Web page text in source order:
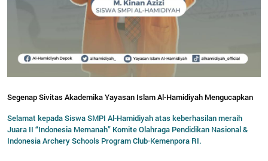
Segenap Sivitas Akademika Yayasan Islam Al-Hamidiyah Mengucapkan
Selamat kepada Siswa SMPI Al-Hamidiyah atas keberhasilan meraih
Juara II “Indonesia Memanah” Komite Olahraga Pendidikan Nasional &
Indonesia Archery Schools Program Club-Kemenpora RI.